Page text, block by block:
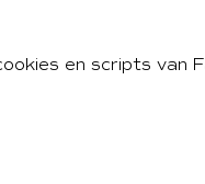
ALL PHOTOS & CONTENT
en scripts van